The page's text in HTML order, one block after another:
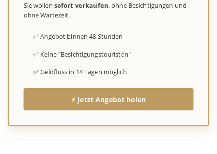
Sie wollen sofort verkaufen, ohne Besichtigungen und
ohne Wartezeit.
✅ Angebot binnen 48 Stunden
✅ Keine "Besichtigungstouristen"
✅ Geldfluss in 14 Tagen möglich
⚡ Jetzt Angebot holen